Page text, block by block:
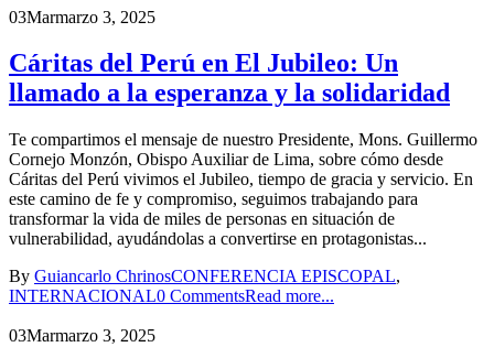
03Marmarzo 3, 2025
Cáritas del Perú en El Jubileo: Un
llamado a la esperanza y la solidaridad
Te compartimos el mensaje de nuestro Presidente, Mons. Guillermo
Cornejo Monzón, Obispo Auxiliar de Lima, sobre cómo desde
Cáritas del Perú vivimos el Jubileo, tiempo de gracia y servicio. En
este camino de fe y compromiso, seguimos trabajando para
transformar la vida de miles de personas en situación de
vulnerabilidad, ayudándolas a convertirse en protagonistas...
By Guiancarlo ChrinosCONFERENCIA EPISCOPAL,
INTERNACIONAL0 CommentsRead more...
03Marmarzo 3, 2025